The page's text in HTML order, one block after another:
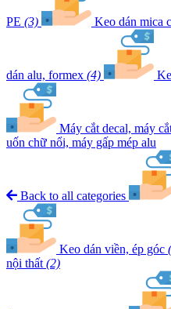
PE (3) Keo dán mica
dán alu, formex (4)
Máy cắt decal, máy
uốn chữ nổi, máy gấp mép alu
Back to all categories
Keo dán viền, ép góc
nội thất (2)